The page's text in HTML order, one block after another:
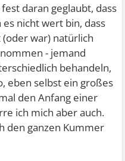
daran geglaubt, dass
nicht wert bin, dass
war) natürlich
- jemand
behandeln,
eben selbst ein großes
den Anfang einer
ich mich aber auch.
den ganzen Kummer